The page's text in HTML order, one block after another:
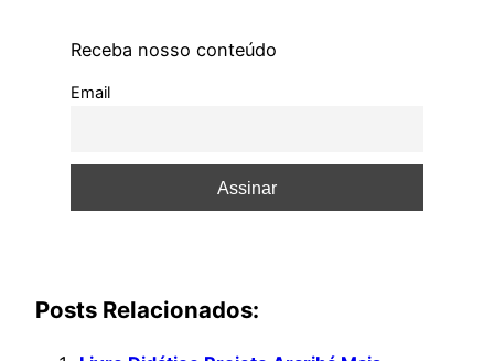
Receba nosso conteúdo
Email
Posts Relacionados: